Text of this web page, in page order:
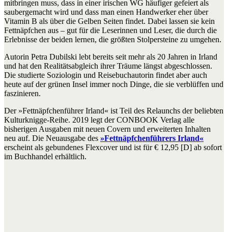
mitbringen muss, dass in einer irischen WG häufiger gefeiert als
saubergemacht wird und dass man einen Handwerker eher über
Vitamin B als über die Gelben Seiten findet. Dabei lassen sie kein
Fettnäpfchen aus – gut für die Leserinnen und Leser, die durch die
Erlebnisse der beiden lernen, die größten Stolpersteine zu umgehen.
Autorin Petra Dubilski lebt bereits seit mehr als 20 Jahren in Irland
und hat den Realitätsabgleich ihrer Träume längst abgeschlossen.
Die studierte Soziologin und Reisebuchautorin findet aber auch
heute auf der grünen Insel immer noch Dinge, die sie verblüffen und
faszinieren.
Der »Fettnäpfchenführer Irland« ist Teil des Relaunchs der beliebten
Kulturknigge-Reihe. 2019 legt der CONBOOK Verlag alle
bisherigen Ausgaben mit neuen Covern und erweiterten Inhalten
neu auf. Die Neuausgabe des »Fettnäpfchenführers Irland«
erscheint als gebundenes Flexcover und ist für € 12,95 [D] ab sofort
im Buchhandel erhältlich.